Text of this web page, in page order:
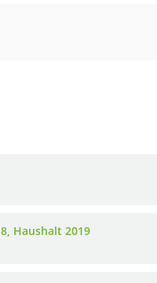
Haushalt 2019